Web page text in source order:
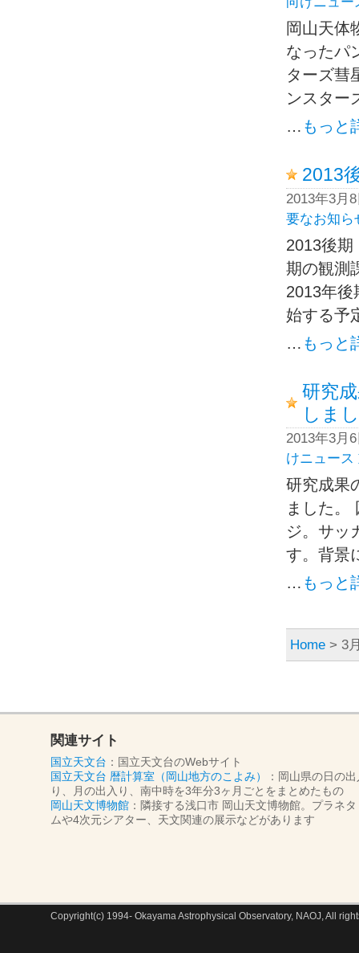
岡山天体
なったパ
ターズ彗
ンスター
… もっと
2013
2013年3月
要なお知ら
2013後
期の観測
2013年後
始する予
… もっと
研究
しま
2013年3月
けニュース
研究成果
ました。
ジ。サッ
す。背景
… もっと
Home > 3
関連サイト
国立天文台 ：国立天文台のWebサイト
国立天文台 暦計算室（岡山地方のこよみ）
：岡山県の日の
り、月の出入り、南中時を3年分3ヶ月ごとをまとめたもの
岡山天文博物館 ：隣接する浅口市 岡山天文博物館。プラネタ
ムや4次元シアター、天文関連の展示などがあります
Copyright(c) 1994- Okayama Astrophysical Observatory, NAOJ, All